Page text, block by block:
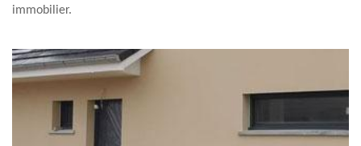
immobilier.